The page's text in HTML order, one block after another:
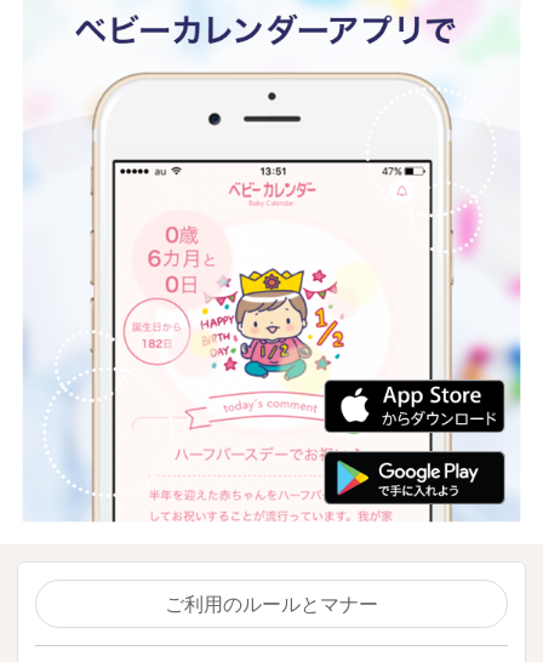
ご利用のルールとマナー